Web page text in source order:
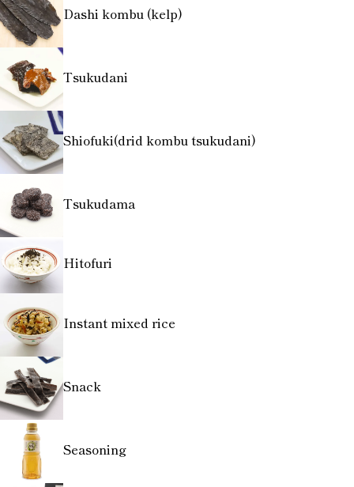
Dashi kombu (kelp)
Tsukudani
Shiofuki(drid kombu tsukudani)
Tsukudama
Hitofuri
Instant mixed rice
Snack
Seasoning